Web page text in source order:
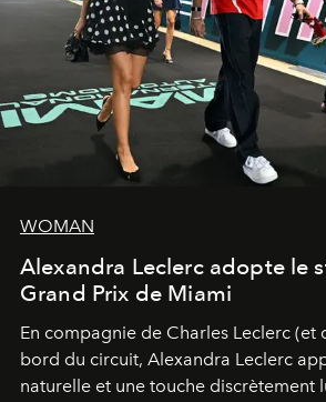
WOMAN
Alexandra Leclerc adopte le
Grand Prix de Miami
En compagnie de Charles Leclerc (et
bord du circuit, Alexandra Leclerc
naturelle et une touche discrètement